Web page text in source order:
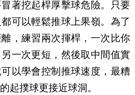
著挖起桿厚擊球危險。只要
可以輕鬆推球上果嶺。為了
，練習兩次揮桿，一次比你
一次更短，然後取中間值實
以學會控制推球速度，最糟
起撲球更接近球洞。